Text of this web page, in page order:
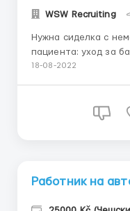
WSW Recruiting
Нужна сиделка с
пациента: уход за
проживает в 78234
недержание - памперсы,
18-08-2022
Работник на